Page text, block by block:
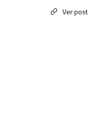
Ver post